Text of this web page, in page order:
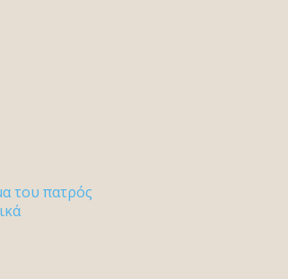
του πατρός